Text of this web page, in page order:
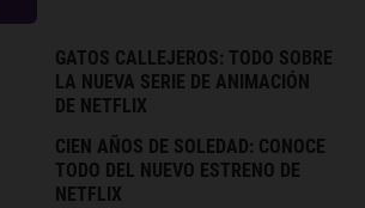
GATOS CALLEJEROS: TODO SOBRE
LA NUEVA SERIE DE ANIMACIÓN
DE NETFLIX
CIEN AÑOS DE SOLEDAD: CONOCE
TODO DEL NUEVO ESTRENO DE
NETFLIX